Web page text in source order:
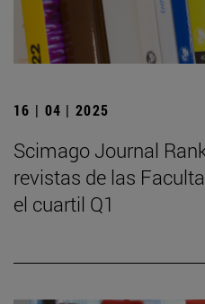
16 | 04 | 2025
Scimago Journal
revistas de las
el cuartil Q1